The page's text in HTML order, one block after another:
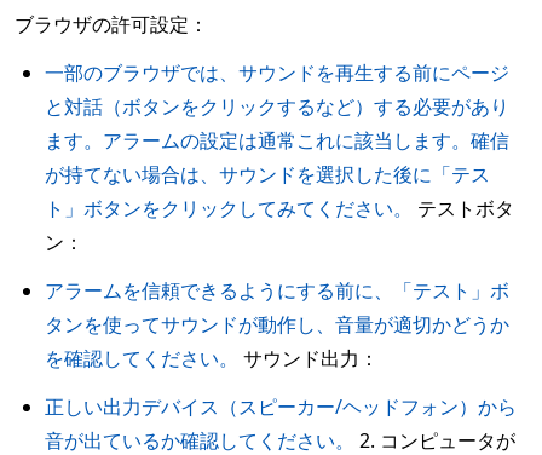
ブラウザの許可設定：
一部のブラウザでは、サウンドを再生する前にページ
と対話（ボタンをクリックするなど）する必要があり
ます。アラームの設定は通常これに該当します。確信
が持てない場合は、サウンドを選択した後に「テス
ト」ボタンをクリックしてみてください。
テストボタ
ン：
アラームを信頼できるようにする前に、「テスト」ボ
タンを使ってサウンドが動作し、音量が適切かどうか
を確認してください。
サウンド出力：
正しい出力デバイス（スピーカー/ヘッドフォン）から
音が出ているか確認してください。
2. コンピュータが